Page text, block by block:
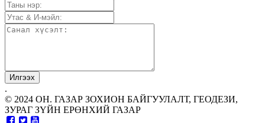
.
© 2024 ОН. ГАЗАР ЗОХИОН БАЙГУУЛАЛТ, ГЕОДЕЗИ,
ЗУРАГ ЗҮЙН ЕРӨНХИЙ ГАЗАР